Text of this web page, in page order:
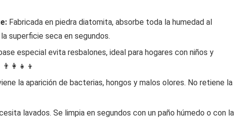
Fabricada en piedra diatomita, absorbe toda la humedad al
superficie seca en segundos.
especial evita resbalones, ideal para hogares con niños y
la aparición de bacterias, hongos y malos olores. No retiene la
lavados. Se limpia en segundos con un paño húmedo o con la